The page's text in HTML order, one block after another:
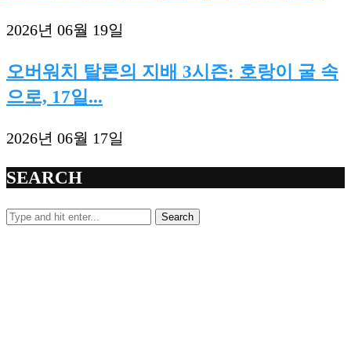
2026년 06월 19일
오버워치 탈론의 지배 3시즌: 호랑이 굴 속
으로, 17일...
2026년 06월 17일
SEARCH
Search